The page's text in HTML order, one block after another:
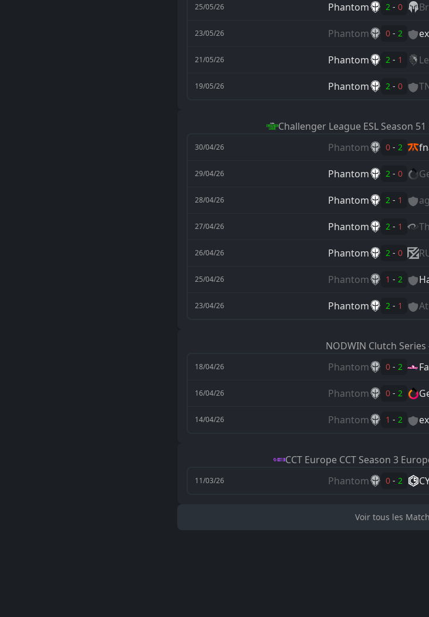
25/05/26 Phantom 2 -0
23/05/26 Phantom 0 -2
21/05/26 Phantom 2 - 1
19/05/26 Phantom 2 -0
Challenger League ESL Season
30/04/26 Phantom 0 -2
29/04/26 Phantom 2 -0
28/04/26 Phantom 2 - 1
27/04/26 Phantom 2 - 1
26/04/26 Phantom 2 -0
25/04/26 Phantom 1 -2
23/04/26 Phantom 2 - 1
NODWIN Clutch Series
18/04/26 Phantom 0 -2
16/04/26 Phantom 0 -2
14/04/26 Phantom 1 -2
CCT Europe CCT Season 3
11/03/26 Phantom 0 -2
Voir tous les